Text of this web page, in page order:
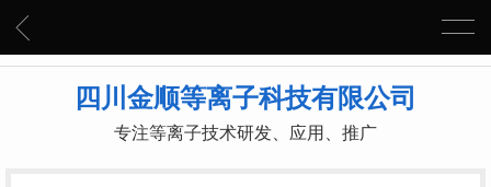
四川金顺等离子科技有限公司
专注等离子技术研发、应用、推广